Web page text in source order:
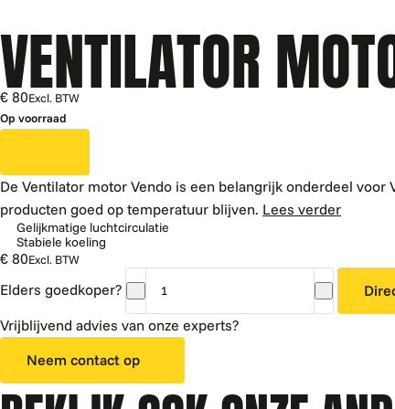
VENTILATOR
€ 80Excl. BTW
Op voorraad
De Ventilator motor Vendo is een belangrijk onderdeel
producten goed op temperatuur blijven. Lees verder
Gelijkmatige luchtcirculatie
Stabiele koeling
€ 80Excl. BTW
Elders goedkoper?
Ventilator
motor
aantal
Vrijblijvend advies van onze experts?
Neem contact op